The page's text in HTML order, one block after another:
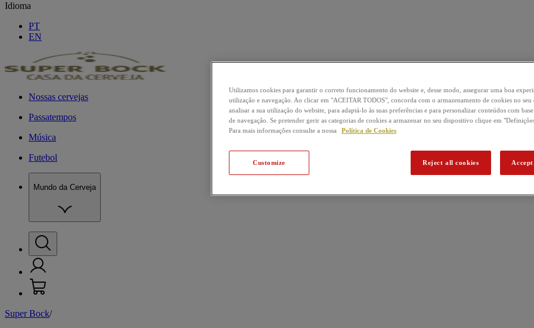
Idioma
PT
EN
Nossas cervejas
Passatempos
Música
Futebol
Mundo da Cerveja
Super Bock/
Utilizamos cookies para garantir o correto funcionamento do website e, desse modo, assegurar uma boa
utilização e navegação. Ao clicar em "ACEITAR TODOS", concorda com o armazenamento de cookies no seu
analisar a sua utilização do website, para adaptá-lo às suas preferências e para personalizar conteúdos com
de navegação. Se pretender gerir as categorias de cookies a armazenar no seu dispositivo clique em
Para mais informações consulte a nossa
Política de Cookies
Reject all cookies
Customize